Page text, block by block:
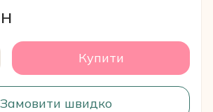
Купити
Замовити швидко